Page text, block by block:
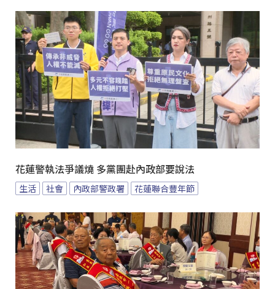
花蓮警執法爭議燒 多黨團赴內政部要說法
生活 社會 內政部警政署 花蓮聯合豐年節